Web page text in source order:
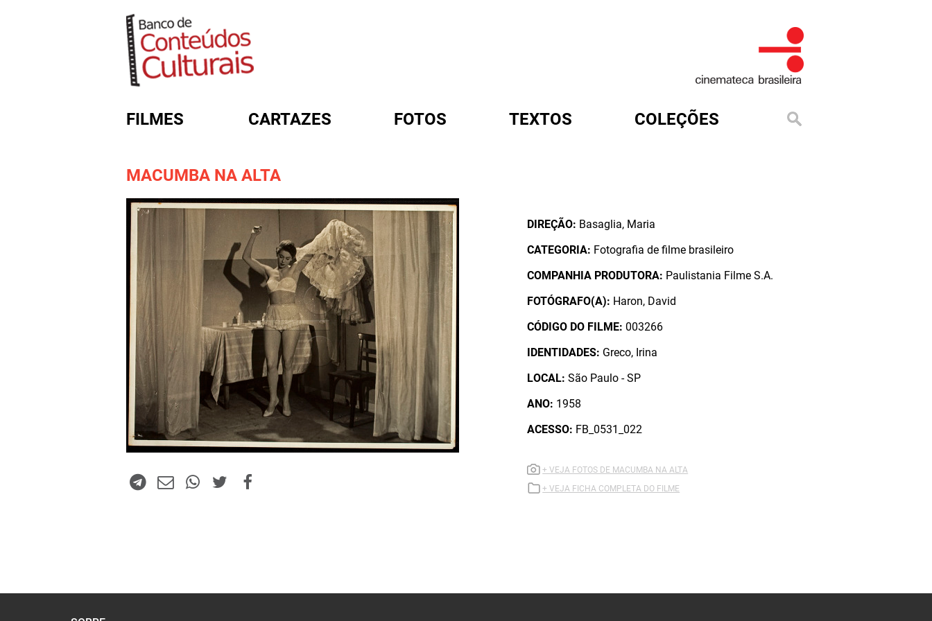
FILMES CARTAZES FOTOS TEXTOS COLEÇÕES
MACUMBA NA ALTA
DIREÇÃO: Basaglia, Maria
CATEGORIA: Fotografia de filme brasileiro
COMPANHIA PRODUTORA: Paulistania Filme S.A.
FOTÓGRAFO(A): Haron, David
CÓDIGO DO FILME:003266
IDENTIDADES: Greco, Irina
LOCAL:São Paulo - SP
ANO: 1958
ACESSO: FB_0531_022
+ VEJA FOTOS DE MACUMBA NA ALTA
+ VEJA FICHA COMPLETA DO FILME